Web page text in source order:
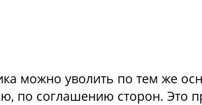
можно уволить по тем же
по соглашению сторон. Это